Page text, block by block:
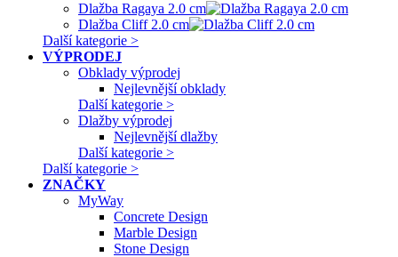
Dlažba Ragaya 2.0 cm
Dlažba Cliff 2.0 cm
Další kategorie >
VÝPRODEJ
Obklady výprodej
Nejlevnější obklady
Další kategorie >
Dlažby výprodej
Nejlevnější dlažby
Další kategorie >
Další kategorie >
ZNAČKY
MyWay
Concrete Design
Marble Design
Stone Design